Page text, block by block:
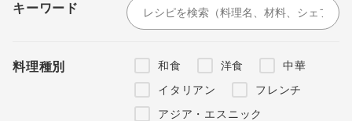
キーワード
料理種別 和食 洋食
中華
イタリアン
フレンチ
アジア・エスニック